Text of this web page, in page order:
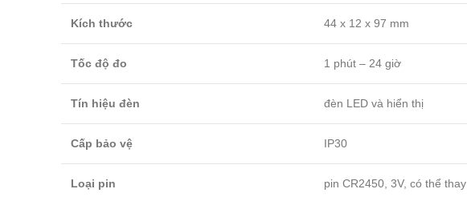
Kích thước 44 x 12 x 97 mm
Tốc độ đo 1 phút – 24 giờ
Tín hiệu đèn đèn LED và hiển thị
Cấp bảo vệ IP30
Loại pin pin CR2450, 3V, có thể thay